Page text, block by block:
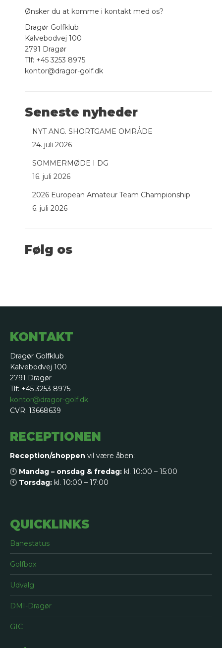
Ønsker du at komme i kontakt med os?
Dragør Golfklub
Kalvebodvej 100
2791 Dragør
Tlf: +45 3253 8975
kontor@dragor-golf.dk
Seneste nyheder
NYT ANG. SHORTGAME OMRÅDE
24. juli 2026
SOMMERMØDE I DG
16. juli 2026
2026 European Amateur Team Championship
6. juli 2026
Følg os
KONTAKT
Dragør Golfklub
Kalvebodvej 100
2791 Dragør
Tlf: +45 3253 8975
kontor@dragor-golf.dk
CVR: 13668639
RECEPTIONEN
Reception/shoppen vil være åben:
🕙 Mandag – onsdag & fredag: kl. 10:00 – 15:00
🕙 Torsdag: kl. 10:00 – 17:00
QUICKLINKS
Banestatus
Golfbox
Udvalg
DMI-Dragør
GIC